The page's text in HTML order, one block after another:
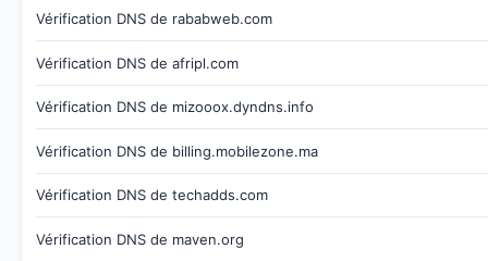
Vérification DNS de rababweb.com
Vérification DNS de afripl.com
Vérification DNS de mizooox.dyndns.info
Vérification DNS de billing.mobilezone.ma
Vérification DNS de techadds.com
Vérification DNS de maven.org